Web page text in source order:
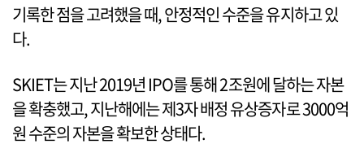
기록한 점을 고려했을 때, 안정적인 수준을 유지하고 있
다.
SKIET는 지난 2019년 IPO를 통해 2조원에 달하는 자본
을 확충했고, 지난해에는 제3자 배정 유상증자로 3000억
원 수준의 자본을 확보한 상태다.